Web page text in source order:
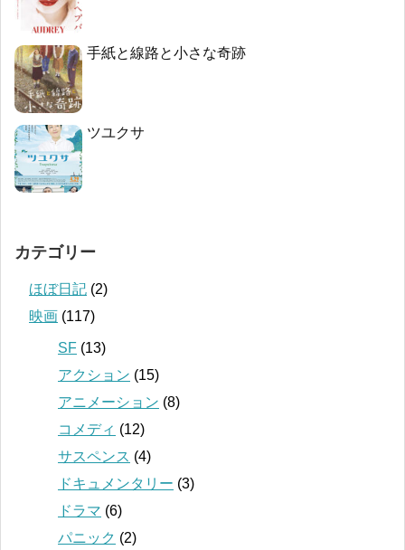
手紙と線路と小さな奇跡
ツユクサ
カテゴリー
ほぼ日記 (2)
映画 (117)
SF (13)
アクション (15)
アニメーション (8)
コメディ (12)
サスペンス (4)
ドキュメンタリー (3)
ドラマ (6)
パニック (2)